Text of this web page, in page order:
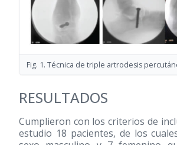
Fig. 1. Técnica de triple artrodesis
RESULTADOS
Cumplieron con los criterios de
estudio 18 pacientes, de los